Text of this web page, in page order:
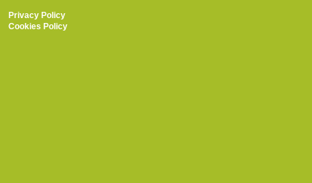
Privacy Policy
Cookies Policy